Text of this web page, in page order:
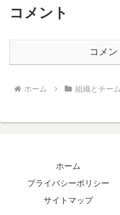
コメント
コメ
ホーム 組織とチー
ホーム
プライバシーポリシー
サイトマップ